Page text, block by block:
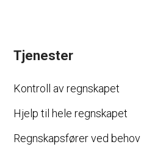
Tjenester
Kontroll av regnskapet
Hjelp til hele regnskapet
Regnskapsfører ved behov